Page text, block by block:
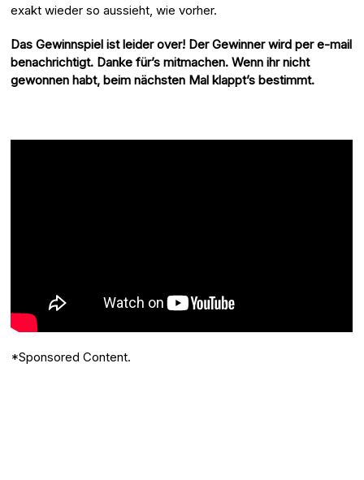
exakt wieder so aussieht, wie vorher.
Das Gewinnspiel ist leider over! Der Gewinner wird per e-mail
benachrichtigt. Danke für’s mitmachen. Wenn ihr nicht
gewonnen habt, beim nächsten Mal klappt’s bestimmt.
*Sponsored Content.